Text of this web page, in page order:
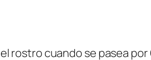
rostro cuando se pasea